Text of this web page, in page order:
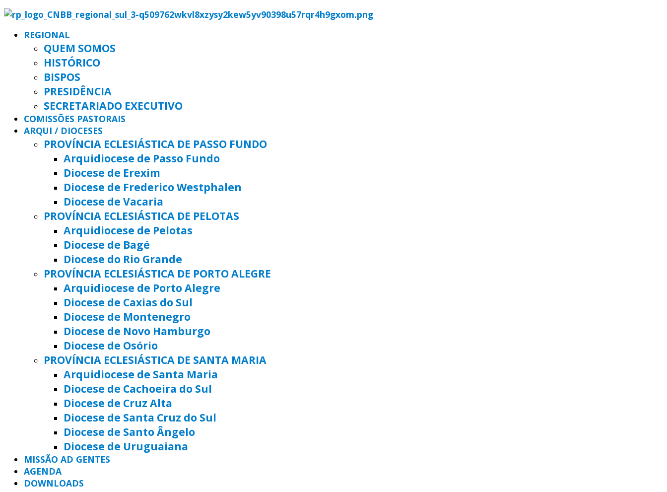
REGIONAL
QUEM SOMOS
HISTÓRICO
BISPOS
PRESIDÊNCIA
SECRETARIADO EXECUTIVO
COMISSÕES PASTORAIS
ARQUI / DIOCESES
PROVÍNCIA ECLESIÁSTICA DE PASSO FUNDO
Arquidiocese de Passo Fundo
Diocese de Erexim
Diocese de Frederico Westphalen
Diocese de Vacaria
PROVÍNCIA ECLESIÁSTICA DE PELOTAS
Arquidiocese de Pelotas
Diocese de Bagé
Diocese do Rio Grande
PROVÍNCIA ECLESIÁSTICA DE PORTO ALEGRE
Arquidiocese de Porto Alegre
Diocese de Caxias do Sul
Diocese de Montenegro
Diocese de Novo Hamburgo
Diocese de Osório
PROVÍNCIA ECLESIÁSTICA DE SANTA MARIA
Arquidiocese de Santa Maria
Diocese de Cachoeira do Sul
Diocese de Cruz Alta
Diocese de Santa Cruz do Sul
Diocese de Santo Ângelo
Diocese de Uruguaiana
MISSÃO AD GENTES
AGENDA
DOWNLOADS